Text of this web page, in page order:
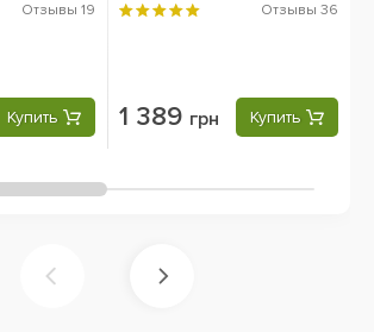
Отзывы 19
Купить
Отзывы 36
1 389 грн Купить